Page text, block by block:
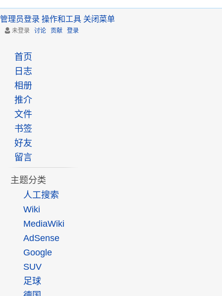
管理员登录 操作和工具 关闭菜单
未登录 讨论 贡献 登录
首页
日志
相册
推介
文件
书签
好友
留言
主题分类
人工搜索
Wiki
MediaWiki
AdSense
Google
SUV
足球